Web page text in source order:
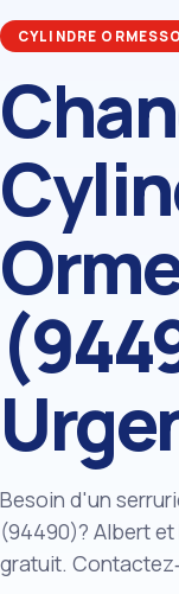
CYLINDRE
Besoin d'un
(94490)? Albert
gratuit.